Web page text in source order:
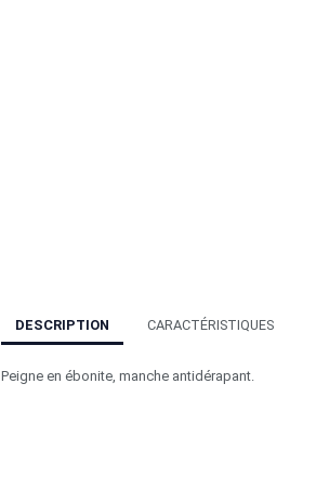
DESCRIPTION CARACTÉRISTIQUES
Peigne en ébonite, manche antidérapant.